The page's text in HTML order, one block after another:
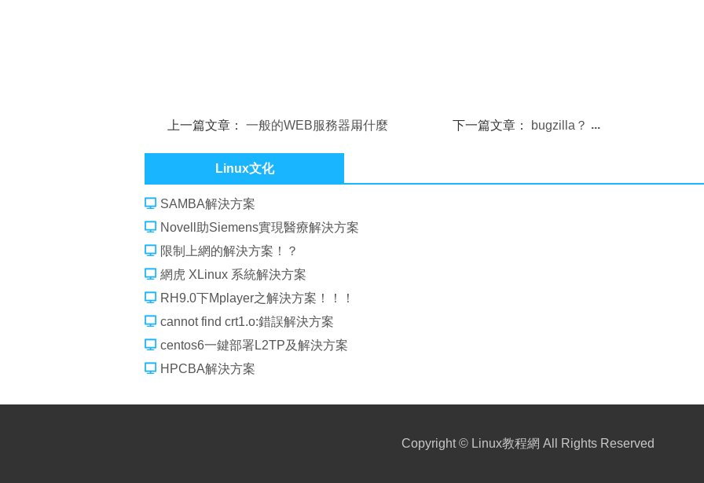
上一篇文章：一般的WEB服務器用什麼
下一篇文章： bugzilla？
Linux文化
SAMBA解決方案
Novell助Siemens實現醫療解決方案
限制上網的解決方案！？
網虎 XLinux 系統解決方案
RH9.0下Mplayer之解決方案！！！
cannot find crt1.o:錯誤解決方案
centos6一鍵部署L2TP及解決方案
HPCBA解決方案
Copyright © Linux教程網 All Rights Reserved